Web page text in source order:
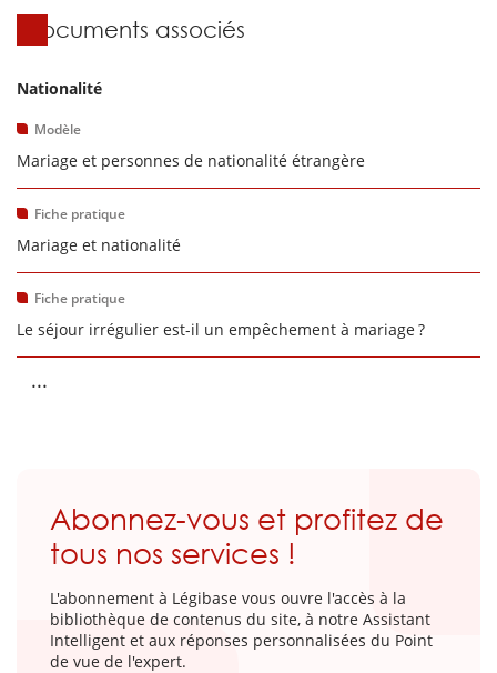
Documents associés
Nationalité
Modèle
Mariage et personnes de nationalité étrangère
Fiche pratique
Mariage et nationalité
Fiche pratique
Le séjour irrégulier est-il un empêchement à mariage ?
...
Abonnez-vous et profitez de
tous nos services !
L'abonnement à Légibase vous ouvre l'accès à la
bibliothèque de contenus du site, à notre Assistant
Intelligent et aux réponses personnalisées du Point
de vue de l'expert.